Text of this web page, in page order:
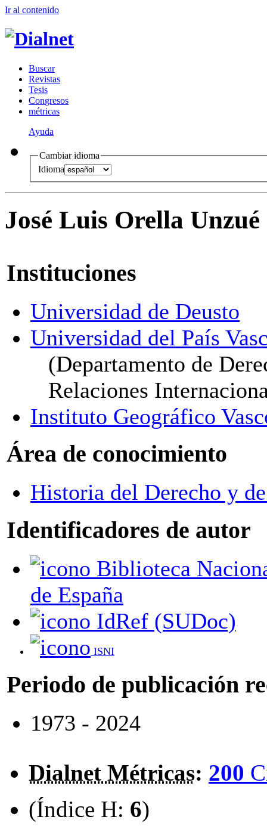
Ir al contenido
Buscar
Revistas
Tesis
Congresos
métricas
Ayuda
Cambiar idioma
Idioma
José Luis Orella Unzué
Instituciones
Universidad de Deusto
Universidad del País
(Departamento de
Relaciones
Instituto Geográfico
Área de conocimiento
Historia del Derecho y
Identificadores de autor
de España
IdRef (SUDoc)
ISNI
Periodo de publicación
1973 - 2024
Dialnet Métricas: 200
(Índice H: 6)